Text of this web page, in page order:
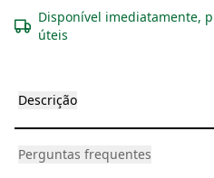
Disponível imediatamente,
úteis
Descrição
Perguntas frequentes